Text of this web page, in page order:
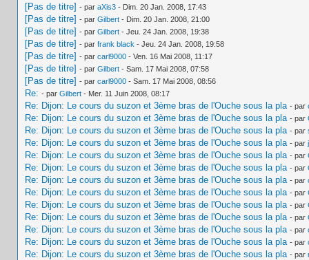
[Pas de titre] - par aXis3 - Dim. 20 Jan. 2008, 17:43
[Pas de titre] - par Gilbert - Dim. 20 Jan. 2008, 21:00
[Pas de titre] - par Gilbert - Jeu. 24 Jan. 2008, 19:38
[Pas de titre] - par frank black - Jeu. 24 Jan. 2008, 19:58
[Pas de titre] - par carl9000 - Ven. 16 Mai 2008, 11:17
[Pas de titre] - par Gilbert - Sam. 17 Mai 2008, 07:58
[Pas de titre] - par carl9000 - Sam. 17 Mai 2008, 08:56
Re: - par Gilbert - Mer. 11 Juin 2008, 08:17
Re: Dijon: Le cours du suzon et 3ème bras de l'Ouche sous la pla - par
Re: Dijon: Le cours du suzon et 3ème bras de l'Ouche sous la pla - par
Re: Dijon: Le cours du suzon et 3ème bras de l'Ouche sous la pla - par
Re: Dijon: Le cours du suzon et 3ème bras de l'Ouche sous la pla - par
Re: Dijon: Le cours du suzon et 3ème bras de l'Ouche sous la pla - par
Re: Dijon: Le cours du suzon et 3ème bras de l'Ouche sous la pla - par
Re: Dijon: Le cours du suzon et 3ème bras de l'Ouche sous la pla - par
Re: Dijon: Le cours du suzon et 3ème bras de l'Ouche sous la pla - par
Re: Dijon: Le cours du suzon et 3ème bras de l'Ouche sous la pla - par
Re: Dijon: Le cours du suzon et 3ème bras de l'Ouche sous la pla - par
Re: Dijon: Le cours du suzon et 3ème bras de l'Ouche sous la pla - par
Re: Dijon: Le cours du suzon et 3ème bras de l'Ouche sous la pla - par
Re: Dijon: Le cours du suzon et 3ème bras de l'Ouche sous la pla - par